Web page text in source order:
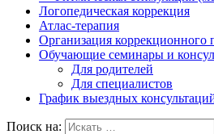
Логопедическая коррекция
Атлас-терапия
Организация коррекционного
Обучающие семинары и
Для родителей
Для специалистов
График выездных
Поиск на: